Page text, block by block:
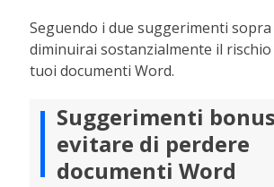
Seguendo i due suggerimenti
diminuirai sostanzialmente il
tuoi documenti Word.
Suggerimenti
evitare di perdere
documenti Word